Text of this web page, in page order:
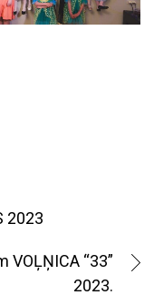
2023
“33”
2023.